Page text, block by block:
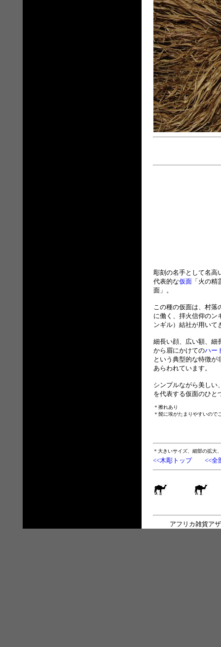
彫刻の名手として名高
代表的な仮面「火の精
面」。
この種の仮面は、村落
に働く、拝火信仰のン
ンギル）結社が用いて
細長い顔、広い額、細
から眉にかけてのハー
という典型的な特徴が
あらわれています。
シンプルながら美しい
を代表する仮面のひと
＊擦れあり
＊髭に埃がたまりやすいので
＊大きいサイズ、細部の拡大
<<木彫トップ <<全
アフリカ雑貨ア